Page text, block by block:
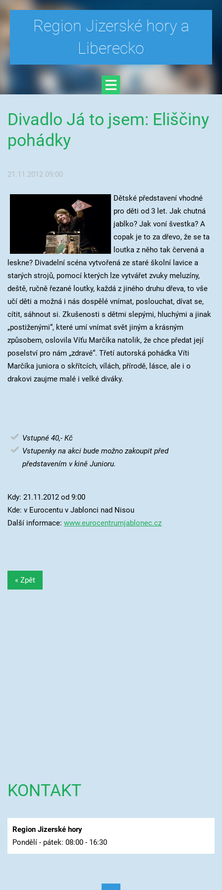
Region Jizerské hory a
Liberecko
Divadlo Já to jsem: Eliščiny
pohádky
21.11.2012 09:00
Dětské představení vhodné
pro děti od 3 let. Jak chutná
jablko? Jak voní švestka? A
copak je to za dřevo, že se ta
loutka z něho tak červená a
leskne? Divadelní scéna vytvořená ze staré školní lavice a
starých strojů, pomocí kterých lze vytvářet zvuky meluzíny,
deště, ručně řezané loutky, každá z jiného druhu dřeva, to vše
učí děti a možná i nás dospělé vnímat, poslouchat, dívat se,
cítit, sáhnout si. Zkušenosti s dětmi slepými, hluchými a jinak
„postiženými“, které umí vnímat svět jiným a krásným
způsobem, oslovila Víťu Marčíka natolik, že chce předat její
poselství pro nám „zdravé“. Třetí autorská pohádka Víti
Marčíka juniora o skřítcích, vílách, přírodě, lásce, ale i o
drakovi zaujme malé i velké diváky.
Vstupné 40,- Kč
Vstupenky na akci bude možno zakoupit před
představením v kině Junioru.
Kdy: 21.11.2012 od 9:00
Kde: v Eurocentu v Jablonci nad Nisou
Další informace: www.eurocentrumjablonec.cz
« Zpět
KONTAKT
Region Jizerské hory
Pondělí - pátek: 08:00 - 16:30